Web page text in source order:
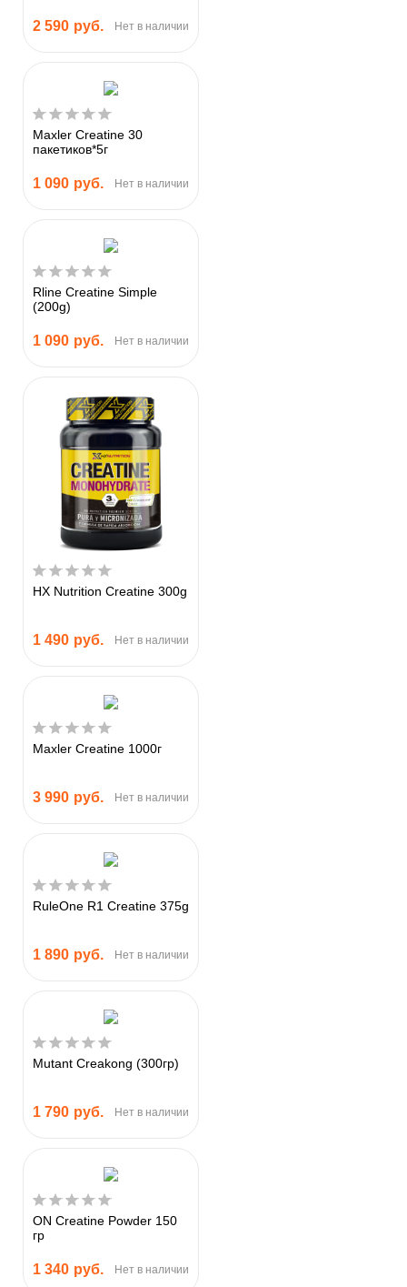
2 590 руб. Нет в наличии
Maxler Creatine 30
пакетиков*5г
1 090 руб. Нет в наличии
Rline Creatine Simple
(200g)
1 090 руб. Нет в наличии
HX Nutrition Creatine 300g
1 490 руб. Нет в наличии
Maxler Creatine 1000г
3 990 руб. Нет в наличии
RuleOne R1 Creatine 375g
1 890 руб. Нет в наличии
Mutant Creakong (300гр)
1 790 руб. Нет в наличии
ON Creatine Powder 150
гр
1 340 руб. Нет в наличии